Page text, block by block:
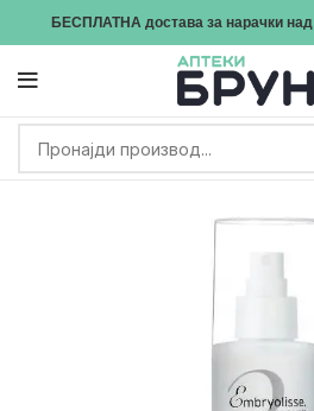
БЕСПЛАТНА доставаза нарачки над